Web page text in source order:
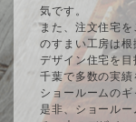
気です。
また、注文住宅
のすまい工房は
デザイン住宅を目
千葉で多数の実
ショールームのギ
是非、ショール